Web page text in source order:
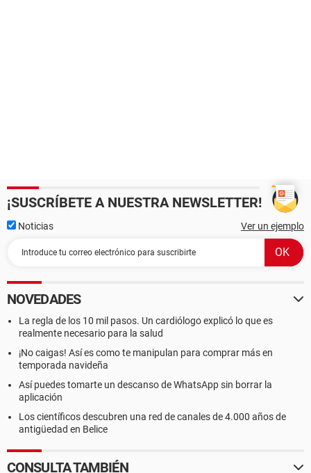
¡SUSCRÍBETE A NUESTRA NEWSLETTER!
Noticias Ver un ejemplo
NOVEDADES
La regla de los 10 mil pasos. Un cardiólogo explicó lo que es
realmente necesario para la salud
¡No caigas! Así es como te manipulan para comprar más en
temporada navideña
Así puedes tomarte un descanso de WhatsApp sin borrar la
aplicación
Los científicos descubren una red de canales de 4.000 años de
antigüedad en Belice
CONSULTA TAMBIÉN